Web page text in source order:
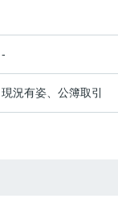
-
現況有姿、公簿取引